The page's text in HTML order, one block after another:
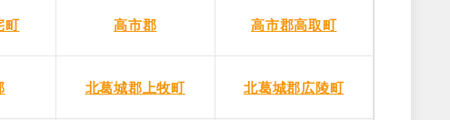
町 高市郡 高市郡高取町
北葛城郡上牧町 北葛城郡広陵町